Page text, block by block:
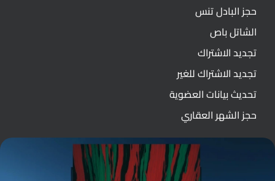
حجز البادل تنس
الشاتل باص
تجديد الاشتراك
تجديد الاشتراك للغير
تحديث بيانات العضوية
حجز الشهر العقاري